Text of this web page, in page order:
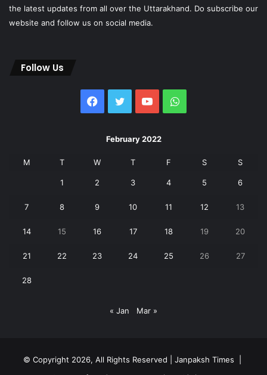
the latest updates from all over the Uttarakhand. Do subscribe our
website and follow us on social media.
Follow Us
Facebook
Twitter YouTubeWhatsApp
February 2022
M T W T F S S
1 2 3 4 5 6
7 8 9 10 11 12 13
14 15 16 17 18 19 20
21 22 23 24 25 26 27
28
« Jan Mar »
© Copyright 2026, All Rights Reserved | Janpaksh Times |